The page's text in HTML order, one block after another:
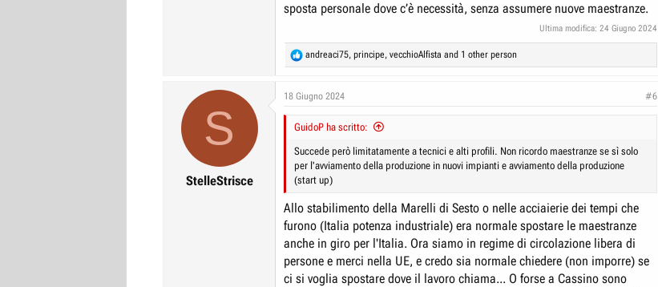
sposta personale dove c’è necessità, senza assumere nuove maestranze.
Ultima modifica: 24 Giugno 2024
R
e
c
i
n
s
:
andreaci75, principe, vecchioAlfista and 1 other person
S
StelleStrisce
18 Giugno 2024 #6
GuidoP ha scritto:
Succede però limitatamente a tecnici e alti profili. Non ricordo maestranze se sì solo
per l'avviamento della produzione in nuovi impianti e avviamento della produzione
(start up)
Allo stabilimento della Marelli di Sesto o nelle acciaierie dei tempi che
furono (Italia potenza industriale) era normale spostare le maestranze
anche in giro per l'Italia. Ora siamo in regime di circolazione libera di
persone e merci nella UE, e credo sia normale chiedere (non imporre) se
ci si voglia spostare dove il lavoro chiama... O forse a Cassino sono